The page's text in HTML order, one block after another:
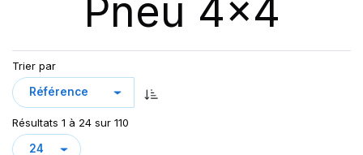
PZERO PZ4
P ZERO PZ4 NCS ELECT
P ZERO ROSSO
S-A/T+
S-ATR WL
Pneu 4x4
Trier par
Résultats 1 à 24 sur 110